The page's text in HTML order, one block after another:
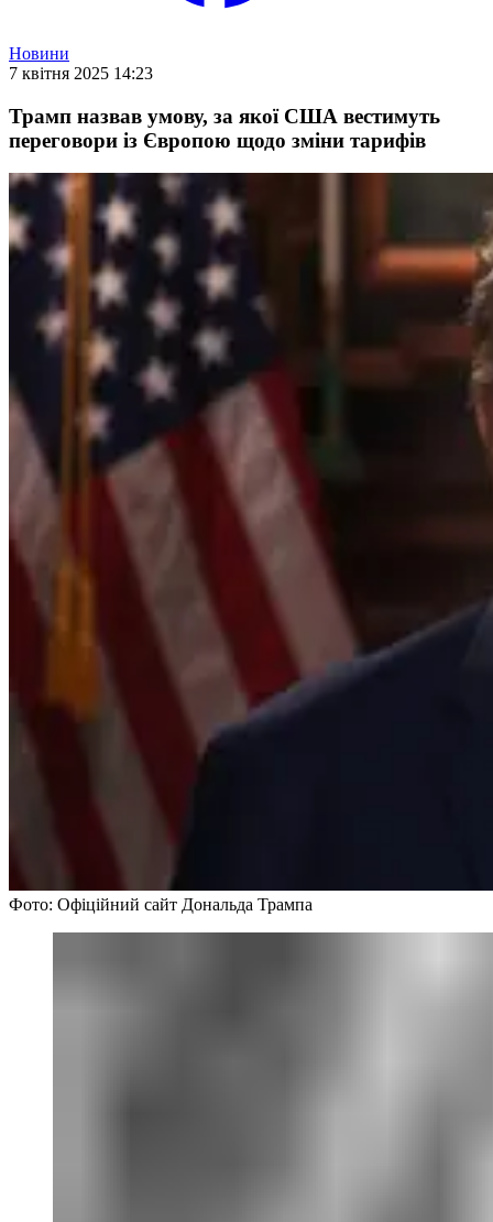
Новини
7 квітня 2025 14:23
Трамп назвав умову, за якої США вестимуть
переговори із Європою щодо зміни тарифів
Фото: Офіційний сайт Дональда Трампа